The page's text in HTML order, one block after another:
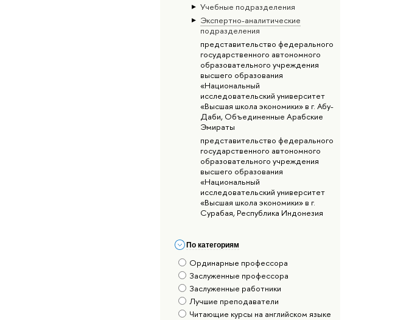
Учебные подразделения
Экспертно-аналитические
подразделения
представительство федерального
государственного автономного
образовательного учреждения
высшего образования
«Национальный
исследовательский университет
«Высшая школа экономики» в г. Абу-
Даби, Объединенные Арабские
Эмираты
представительство федерального
государственного автономного
образовательного учреждения
высшего образования
«Национальный
исследовательский университет
«Высшая школа экономики» в г.
Сурабая, Республика Индонезия
По категориям
Ординарные профессора
Заслуженные профессора
Заслуженные работники
Лучшие преподаватели
Читающие курсы на английском языке